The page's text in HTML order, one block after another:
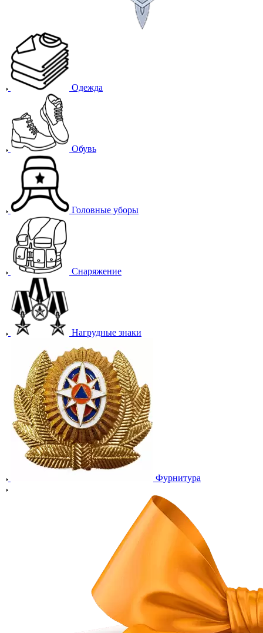
Одежда
Обувь
Головные уборы
Снаряжение
Нагрудные знаки
Фурнитура